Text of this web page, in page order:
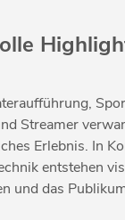
Streamer
Erlebnis. In
entstehen
und das